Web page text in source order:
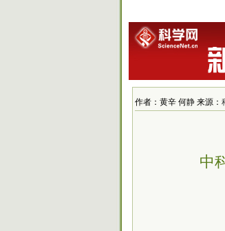
作者：黄辛 何静 来源：
中